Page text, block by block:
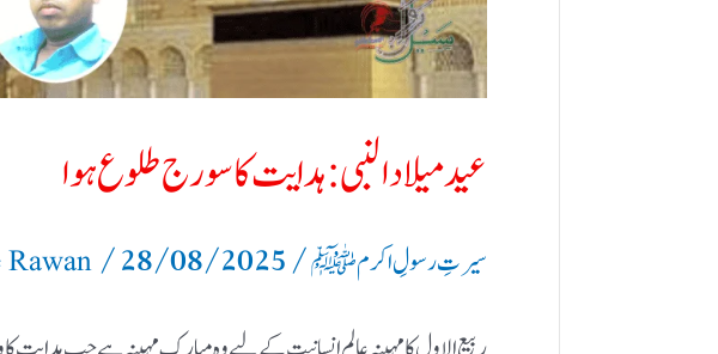
عید میلادالنبی: ہدایت کا سورج طلوع ہوا
سیرتِ رسولِ اکرم ﷺ/
/28/08/2025